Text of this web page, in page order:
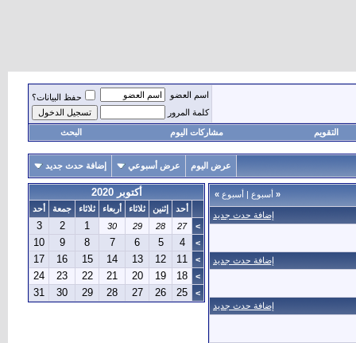
اسم العضو
حفظ البيانات؟
كلمة المرور
التقويم مشاركات اليوم البحث
عرض اليوم عرض أسبوعي إضافة حدث جديد
« أسبوع | أسبوع »
إضافة حدث جديد
إضافة حدث جديد
إضافة حدث جديد
أكتوبر 2020
أحد إثنين ثلاثاء أربعاء ثلاثاء جمعة
أحد
>
27
28
29
30
1
2
3
>
4
5
6
7
8
9
10
>
11
12
13
14
15
16
17
>
18
19
20
21
22
23
24
>
25
26
27
28
29
30
31